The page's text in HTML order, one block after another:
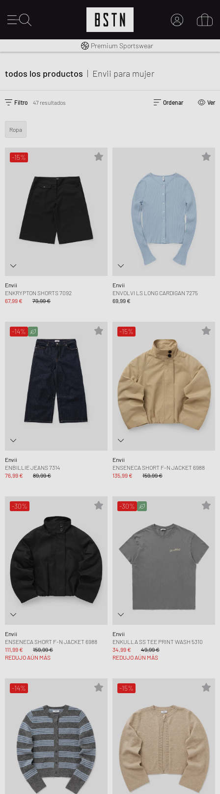
Envío gratuito a España desde € 100
Premium Sportswear
Derecho a la devolución en 14 días
todos los productos | Envii para mujer
Filtro 47 resultados Ordenar Ver
Ropa
-15%
Envii
ENKRYPTON SHORTS 7092
67,99 €
79,99 €
Envii
ENVOLVI LS LONG CARDIGAN 7275
69,99 €
-14%
Envii
ENBILLIE JEANS 7314
76,99 €
89,99 €
-15%
Envii
ENSENECA SHORT F-N JACKET 6988
135,99 €
159,99 €
-30%
Envii
ENSENECA SHORT F-N JACKET 6988
111,99 €
159,99 €
REDUJO AÚN MÁS
-30%
Envii
ENKULLA SS TEE PRINT WASH 5310
34,99 €
49,99 €
REDUJO AÚN MÁS
-14% -15%